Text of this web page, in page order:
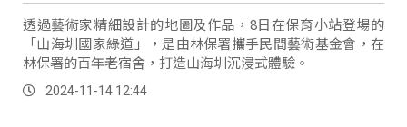
透過藝術家精細設計的地圖及作品，8日在保育小站登場的
「山海圳國家綠道」，是由林保署攜手民間藝術基金會，在
林保署的百年老宿舍，打造山海圳沉浸式體驗。
2024-11-14 12:44